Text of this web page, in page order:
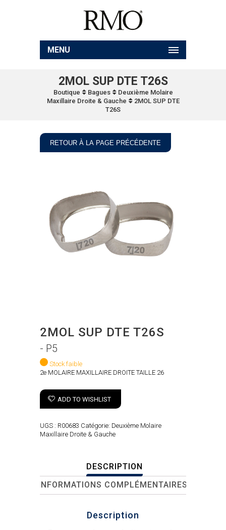
MENU
2MOL SUP DTE T26S
Boutique Bagues
Deuxième Molaire
Maxillaire Droite & Gauche
2MOL SUP DTE
T26S
RETOUR À LA PAGE PRÉCÉDENTE
2MOL SUP DTE T26S
- P5
Stock faible
2e MOLAIRE MAXILLAIRE DROITE TAILLE 26
ADD TO WISHLIST
UGS : R00683 Catégorie: Deuxième Molaire
Maxillaire Droite & Gauche
DESCRIPTION
INFORMATIONS COMPLÉMENTAIRES
Description